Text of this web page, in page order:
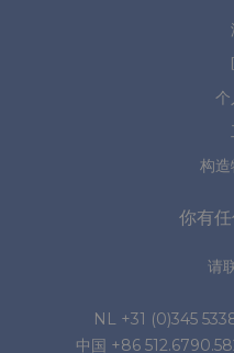
个
构造
你有
请
NL +31 (0)345
中国 +86